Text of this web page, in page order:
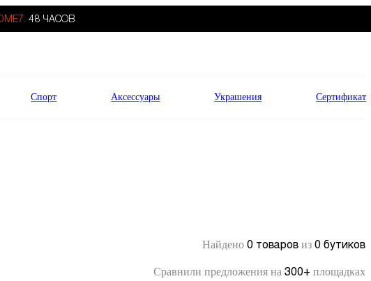
48 ЧАСОВ
Спорт Аксессуары Украшения Сертификат
Найдено 0 товаров из 0 бутиков
Сравнили предложения на 300+ площадках